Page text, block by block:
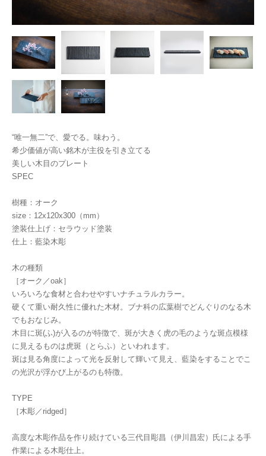
“唯一無二”で、愛でる。味わう。
希少価値が高い銘木が主役を引き立てる
美しい木目のプレート
SPEC
樹種：オーク
size：12x120x300（mm）
塗装仕上げ：セラウッド塗装
仕上：藍染木彫
木の種類
［オーク／oak］
いろいろな食材と合わせやすいナチュラルカラー。
硬くて重い耐久性に優れた木材。ブナ科の広葉樹でどんぐりのなる木
でもおなじみ。
木目に斑(ふ)が入るのが特徴で、斑が大きく虎の毛のような斑点模様
に見えるものは虎斑（とらふ）といわれます。
斑は見る角度によって光を反射して輝いて見え、藍染をすることでこ
の光沢が浮かび上がるのも特徴。
TYPE
［木彫／ridged］
高度な木彫作品を作り続けている三代目彫昌（伊川昌宏）氏による手
作業による木彫仕上。